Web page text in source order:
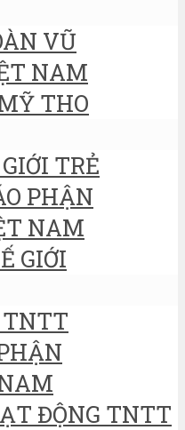
VŨ
NAM
THO
TRẺ
PHẬN
NAM
GIỚI
TNTT
ĐỘNG TNTT